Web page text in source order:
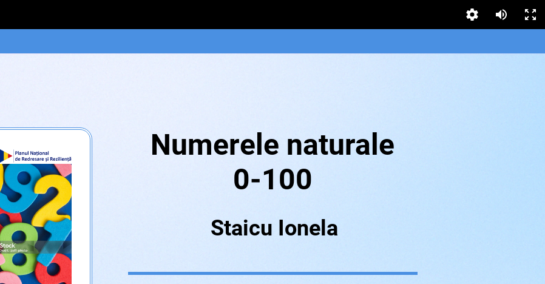
Numerele naturale
0-100
Staicu Ionela